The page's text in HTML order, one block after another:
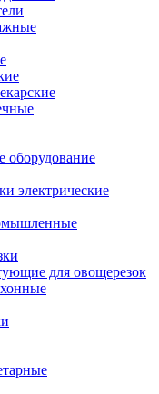
оборудование
электрические
для овощерезок